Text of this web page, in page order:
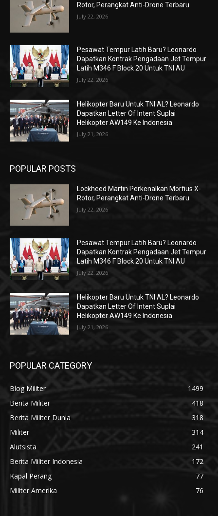
Rotor, Perangkat Anti-Drone Terbaru
July 22, 2026
Pesawat Tempur Latih Baru? Leonardo
Dapatkan Kontrak Pengadaan Jet Tempur
Latih M346 F Block 20 Untuk TNI AU
July 22, 2026
Helikopter Baru Untuk TNI AL? Leonardo
Dapatkan Letter Of Intent Suplai
Helikopter AW149 Ke Indonesia
July 21, 2026
POPULAR POSTS
Lockheed Martin Perkenalkan Morfius X-
Rotor, Perangkat Anti-Drone Terbaru
July 22, 2026
Pesawat Tempur Latih Baru? Leonardo
Dapatkan Kontrak Pengadaan Jet Tempur
Latih M346 F Block 20 Untuk TNI AU
July 22, 2026
Helikopter Baru Untuk TNI AL? Leonardo
Dapatkan Letter Of Intent Suplai
Helikopter AW149 Ke Indonesia
July 21, 2026
POPULAR CATEGORY
Blog Militer
1499
Berita Militer
418
Berita Militer Dunia
318
Militer
314
Alutsista
241
Berita Militer Indonesia
172
Kapal Perang
77
Militer Amerika
76